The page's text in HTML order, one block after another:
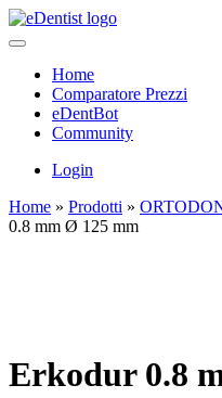
Home
Comparatore Prezzi
eDentBot
Community
Login
Home » Prodotti »
0.8 mm Ø 125 mm
Erkodur 0.8